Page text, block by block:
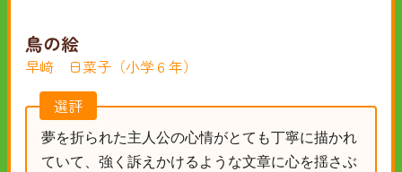
鳥の絵
早﨑 日菜子（小学６年）
選評
夢を折られた主人公の心情がとても丁寧に描かれ
ていて、強く訴えかけるような文章に心を揺さぶ